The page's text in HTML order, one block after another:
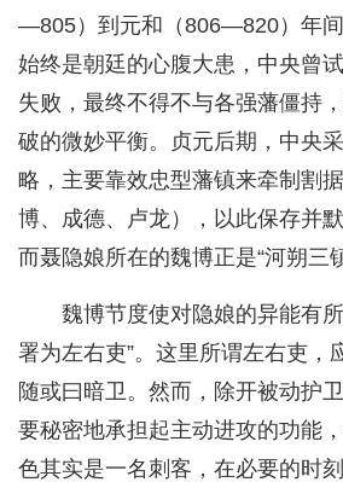
—805）到元和（806—820）年
始终是朝廷的心腹大患，中央曾
失败，最终不得不与各强藩僵持
破的微妙平衡。贞元后期，中央
略，主要靠效忠型藩镇来牵制割
博、成德、卢龙），以此保存并
而聂隐娘所在的魏博正是“河朔三
魏博节度使对隐娘的异能有
署为左右吏”。这里所谓左右吏，
随或曰暗卫。然而，除开被动护
要秘密地承担起主动进攻的功能
色其实是一名刺客，在必要的时